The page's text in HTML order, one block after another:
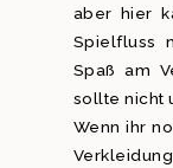
aber hier
Spielfluss
Spaß am
sollte nicht
Wenn ihr